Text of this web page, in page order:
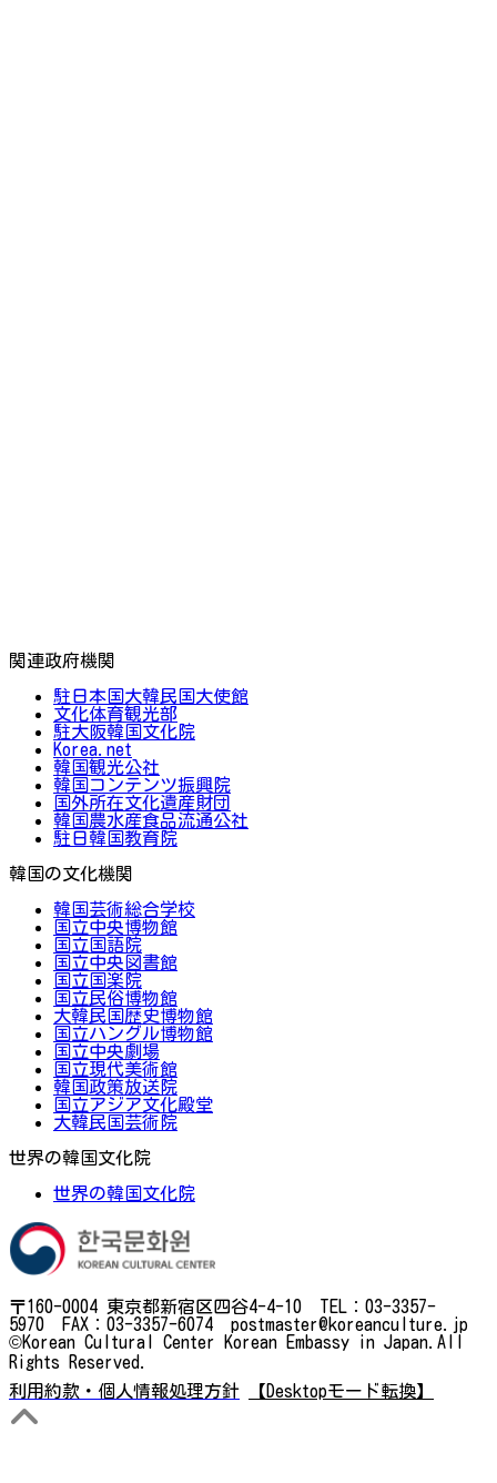
関連政府機関
駐日本国大韓民国大使館
文化体育観光部
駐大阪韓国文化院
Korea.net
韓国観光公社
韓国コンテンツ振興院
国外所在文化遺産財団
韓国農水産食品流通公社
駐日韓国教育院
韓国の文化機関
韓国芸術総合学校
国立中央博物館
国立国語院
国立中央図書館
国立国楽院
国立民俗博物館
大韓民国歴史博物館
国立ハングル博物館
国立中央劇場
国立現代美術館
韓国政策放送院
国立アジア文化殿堂
大韓民国芸術院
世界の韓国文化院
世界の韓国文化院
〒160-0004 東京都新宿区四谷4-4-10 TEL：03-3357-
5970 FAX：03-3357-6074 postmaster@koreanculture.jp
©Korean Cultural Center Korean Embassy in Japan.All
Rights Reserved.
利用約款・個人情報処理方針
【Desktopモード転換】